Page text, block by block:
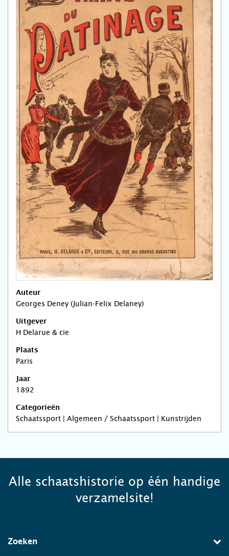
Auteur
Georges Deney (Julian-Felix Delaney)
Uitgever
H Delarue & cie
Plaats
Paris
Jaar
1892
Categorieën
Schaatssport | Algemeen / Schaatssport | Kunstrijden
Alle schaatshistorie op één handige
verzamelsite!
Zoeken